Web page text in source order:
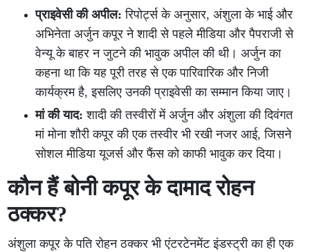
प्राइवेसी की अपील: रिपोर्ट्स के अनुसार, अंशुला के भाई और
अभिनेता अर्जुन कपूर ने शादी से पहले मीडिया और पैपराजी से
वेन्यू के बाहर न जुटने की भावुक अपील की थी। अर्जुन का
कहना था कि यह पूरी तरह से एक पारिवारिक और निजी
कार्यक्रम है, इसलिए उनकी प्राइवेसी का सम्मान किया जाए।
मां की याद: शादी की तस्वीरों में अर्जुन और अंशुला की दिवंगत
मां मोना शौरी कपूर की एक तस्वीर भी रखी नजर आई, जिसने
सोशल मीडिया यूजर्स और फैंस को काफी भावुक कर दिया।
कौन हैं बोनी कपूर के दामाद रोहन
ठक्कर?
अंशुला कपूर के पति रोहन ठक्कर भी एंटरटेनमेंट इंडस्ट्री का ही एक